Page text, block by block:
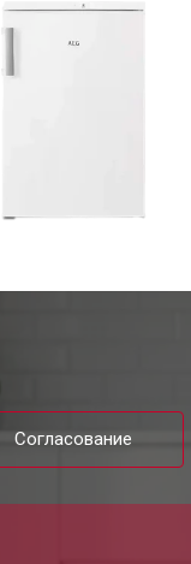
Согласование